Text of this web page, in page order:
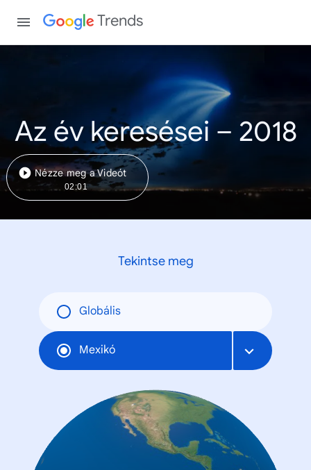
Trends
Az év keresései – 2018
Nézze meg a Videót
02:01
Tekintse meg
Globális
Mexikó